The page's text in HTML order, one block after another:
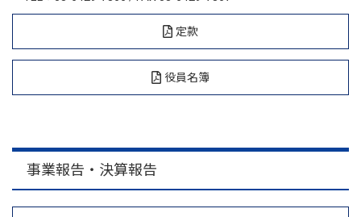
定款
役員名簿
事業報告・決算報告